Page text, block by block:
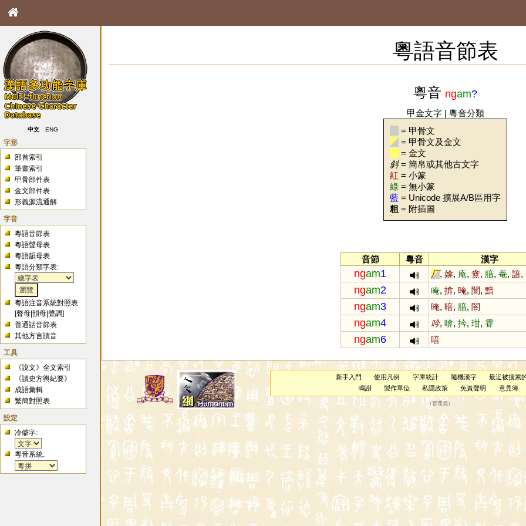
中文 ENG
字形
部首索引
筆畫索引
甲骨部件表
金文部件表
形義源流通解
字音
粵語音節表
粵語聲母表
粵語韻母表
粵語分類字表:
粵語注音系統對照表
[聲母 |韻母 |聲調]
普通話音節表
其他方言讀音
工具
《說文》全文索引
《讀史方輿紀要》
成語彙輯
繁簡對照表
設定
冷僻字:
粵音系統:
粵語音節表
粵音 ngam?
甲金文字| 粵音分類
= 甲骨文
= 甲骨文及金文
= 金文
斜= 簡帛或其他古文字
紅 = 小篆
綠 = 無小篆
藍 = Unicode 擴展A/B區用字
粗 = 附插圖
音節 粵音 漢字
ngam1 厂, 媕, 庵, 盦, 腤, 菴, 諳,
ngam2 唵, 揜, 晻, 闇, 黯
ngam3 晻, 暗, 腤, 闇
ngam4 吟, 啽, 扲, 玵, 雸
ngam6 喑
新手入門 使用凡例 字庫統計 隨機漢字
最近被搜索
鳴謝
製作單位 私隱政策 免責聲明 意見簿
（管理員 ）